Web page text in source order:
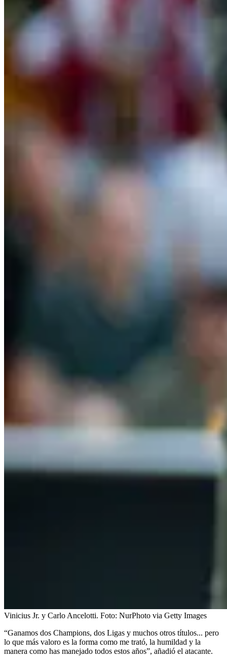
Vinicius Jr. y Carlo Ancelotti. Foto: NurPhoto via Getty Images
“Ganamos dos Champions, dos Ligas y muchos otros títulos... pero
lo que más valoro es la forma como me trató, la humildad y la
manera como has manejado todos estos años”, añadió el atacante.